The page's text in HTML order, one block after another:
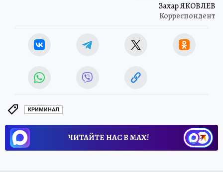
Захар ЯКОВЛЕВ
Корреспондент
КРИМИНАЛ
ЧИТАЙТЕ НАС В МАХ!